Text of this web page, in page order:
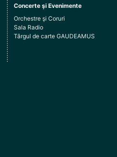
Concerte şi Evenimente
Orchestre şi Coruri
Sala Radio
Târgul de carte GAUDEAMUS